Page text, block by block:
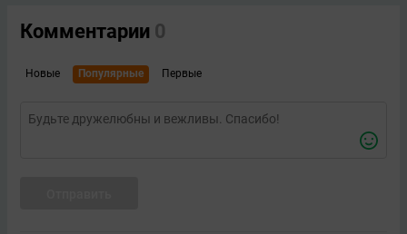
Комментарии 0
Новые Популярные Первые